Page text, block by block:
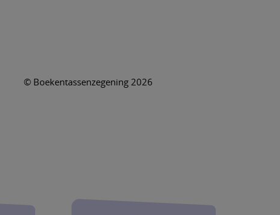
© Boekentassenzegening 2026